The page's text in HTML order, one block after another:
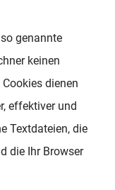
genannte
keinen
dienen
effektiver und
Textdateien, die
die Ihr Browser